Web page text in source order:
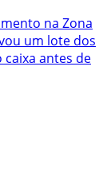
na Zona
um lote dos
antes de